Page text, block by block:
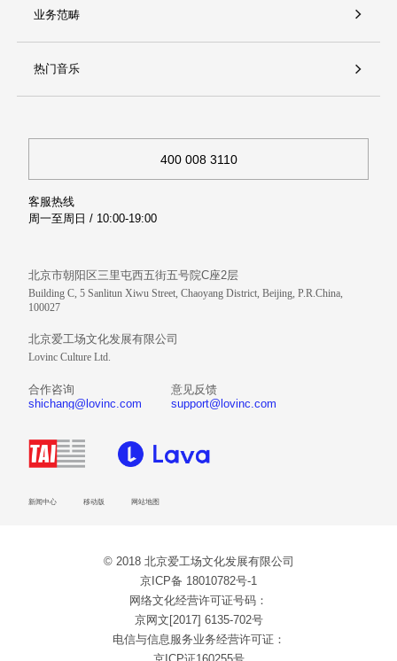
业务范畴
热门音乐
400 008 3110
客服热线
周一至周日 / 10:00-19:00
北京市朝阳区三里屯西五街五号院C座2层
Building C, 5 Sanlitun Xiwu Street, Chaoyang District, Beijing, P.R.China,
100027
北京爱工场文化发展有限公司
Lovinc Culture Ltd.
合作咨询
shichang@lovinc.com
意见反馈
support@lovinc.com
新闻中心 移动版 网站地图
© 2018 北京爱工场文化发展有限公司
京ICP备 18010782号-1
网络文化经营许可证号码：
京网文[2017] 6135-702号
电信与信息服务业务经营许可证：